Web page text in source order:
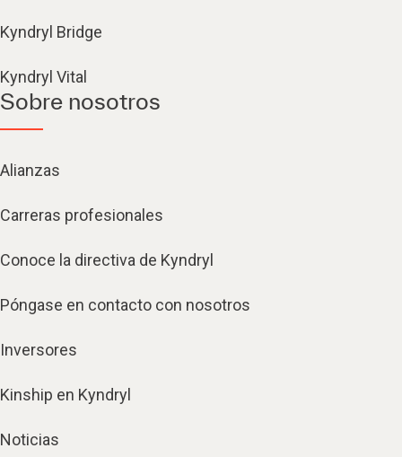
Kyndryl Bridge
Kyndryl Vital
Sobre nosotros
Alianzas
Carreras profesionales
Conoce la directiva de Kyndryl
Póngase en contacto con nosotros
Inversores
Kinship en Kyndryl
Noticias